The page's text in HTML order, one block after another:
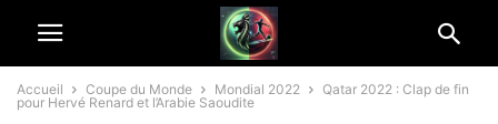
Accueil Coupe du Monde Mondial 2022
Qatar 2022 : Clap de fin
pour Hervé Renard et l’Arabie Saoudite